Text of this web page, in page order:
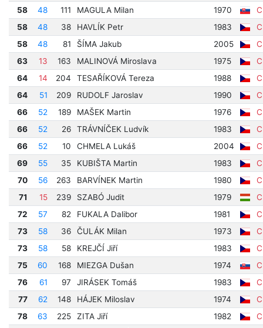
58
48 111 MAGULA Milan 1970
58
48 38 HAVLÍK Petr 1983
58
48 81 ŠÍMA Jakub 2005
63
13 163 MALINOVÁ Miroslava 1975
64
14 204 TESAŘÍKOVÁ Tereza 1988
64
51 209 RUDOLF Jaroslav 1990
66
52 189 MAŠEK Martin 1976
66
52 26 TRÁVNÍČEK Ludvík 1983
66
52 10 CHMELA Lukáš 2004
69
55 35 KUBIŠTA Martin 1983
70
56 263 BARVÍNEK Martin 1980
71
15 239 SZABÓ Judit 1979
72
57 82 FUKALA Dalibor 1981
73
58 36 ČULÁK Milan 1973
73
58 58 KREJČÍ Jiří 1983
75
60 168 MIEZGA Dušan 1974
76
61 97 JIRÁSEK Tomáš 1983
77
62 148 HÁJEK Miloslav 1974
78
63 225 ZITA Jiří 1982